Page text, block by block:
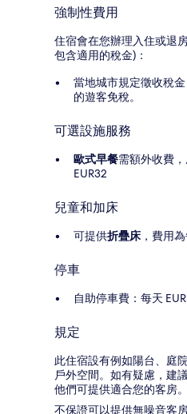
強制性費用
住宿會在您辦理入住或退
包含適用的稅金)：
當地城市規定徵收稅金
的遊客免稅。
可選設施服務
歐式早餐需額外收費
EUR32
兒童和加床
可提供折疊床 ，費用
停車
自助停車費：每天
規定
此住宿設有例如陽台、庭
戶外空間。如有疑慮，建
他們可提供適合您的客房。
不保證可以提供無噪音客房